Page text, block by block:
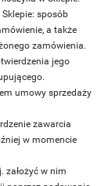
sposób
a także
zamówienia.
jego
umowy sprzedaży
zawarcia
w momencie
założyć w nim